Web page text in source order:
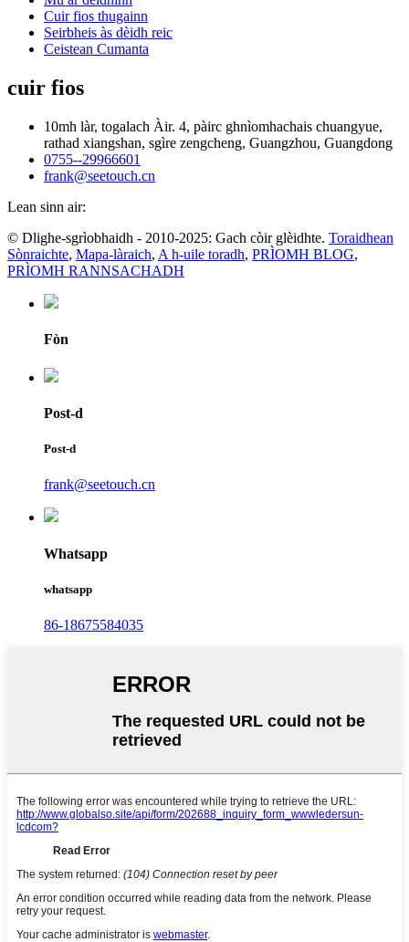
Cuir fios thugainn
Seirbheis às dèidh reic
Ceistean Cumanta
cuir fios
10mh làr, togalach Àir. 4, pàirc ghnìomhachais chuangyue,
rathad xiangshan, sgìre zengcheng, Guangzhou, Guangdong
0755--29966601
frank@seetouch.cn
Lean sinn air:
© Dlighe-sgrìobhaidh - 2010-2025: Gach còir glèidhte. Toraidhean
Sònraichte, Mapa-làraich, A h-uile toradh, PRÌOMH BLOG,
PRÌOMH RANNSACHADH
Fòn
Post-d
Post-d
frank@seetouch.cn
Whatsapp
whatsapp
86-18675584035